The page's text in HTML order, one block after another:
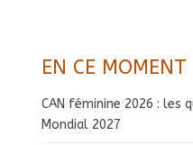
EN CE MOMENT
CAN féminine 2026 : les
Mondial 2027